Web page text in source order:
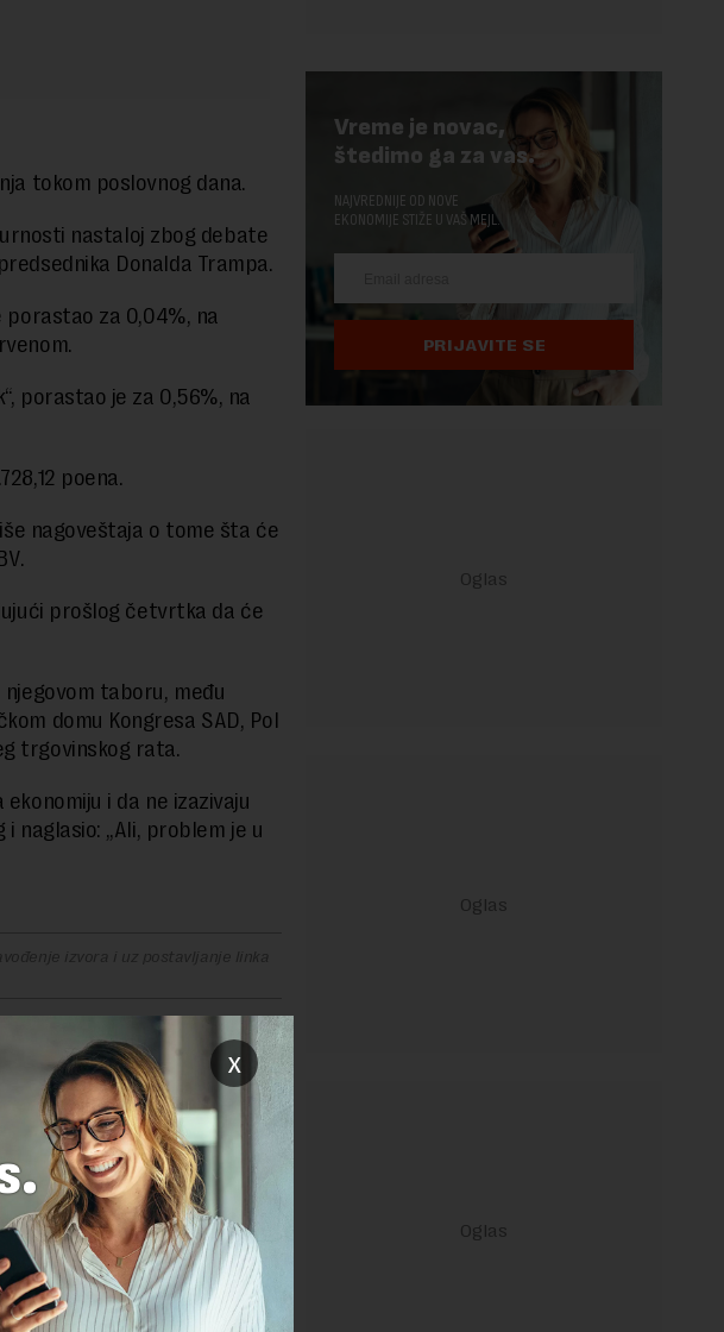
tokom poslovnog dana.
nastaloj zbog debate
Donalda Trampa.
porastao za 0,04%, na
porastao je za 0,56%, na
poena.
nagoveštaja o tome šta će
prošlog četvrtka da će
taboru, među
domu Kongresa SAD, Pol
trgovinskog rata.
i da ne izazivaju
naglasio: „Ali, problem je u
izvora i uz postavljanje linka
Vreme je novac,
štedimo ga za vas.
NAJVREDNIJE OD NOVE
EKONOMIJE STIŽE U VAŠ MEJL.
PRIJAVITE SE
x